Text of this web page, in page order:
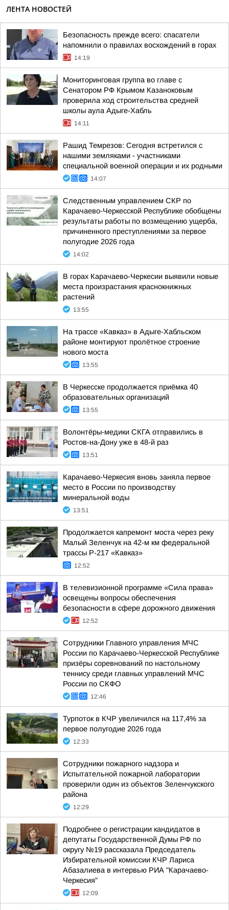
ЛЕНТА НОВОСТЕЙ
Безопасность прежде всего: спасатели
напомнили о правилах восхождений в горах
14:19
Мониторинговая группа во главе с
Сенатором РФ Крымом Казаноковым
проверила ход строительства средней
школы аула Адыге-Хабль
14:11
Рашид Темрезов: Сегодня встретился с
нашими земляками - участниками
специальной военной операции и их родными
14:07
Следственным управлением СКР по
Карачаево-Черкесской Республике обобщены
результаты работы по возмещению ущерба,
причиненного преступлениями за первое
полугодие 2026 года
14:02
В горах Карачаево-Черкесии выявили новые
места произрастания краснокнижных
растений
13:55
На трассе «Кавказ» в Адыге-Хабльском
районе монтируют пролётное строение
нового моста
13:55
В Черкесске продолжается приёмка 40
образовательных организаций
13:55
Волонтёры-медики СКГА отправились в
Ростов-на-Дону уже в 48-й раз
13:51
Карачаево-Черкесия вновь заняла первое
место в России по производству
минеральной воды
13:51
Продолжается капремонт моста через реку
Малый Зеленчук на 42-м км федеральной
трассы Р-217 «Кавказ»
12:52
В телевизионной программе «Сила права»
освещены вопросы обеспечения
безопасности в сфере дорожного движения
12:52
Сотрудники Главного управления МЧС
России по Карачаево-Черкесской Республике
призёры соревнований по настольному
теннису среди главных управлений МЧС
России по СКФО
12:46
Турпоток в КЧР увеличился на 117,4% за
первое полугодие 2026 года
12:33
Сотрудники пожарного надзора и
Испытательной пожарной лаборатории
проверили один из объектов Зеленчукского
района
12:29
Подробнее о регистрации кандидатов в
депутаты Государственной Думы РФ по
округу №19 рассказала Председатель
Избирательной комиссии КЧР Лариса
Абазалиева в интервью РИА "Карачаево-
Черкесия"
12:09